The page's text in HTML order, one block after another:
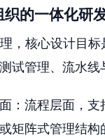
织的一体化研
，核心设计目
试管理、流水
：流程层面，
矩阵式管理结